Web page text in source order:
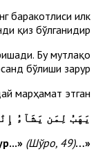
баракотлиси илк
қиз бўлганидир.
Бу мутлақо
бўлиши зарур.
марҳамат этган:
يَهَبُ لِمَن يَشَآءُ
«…Хоҳлаган кишига қизларни ҳадя этур ва хоҳлаган кишига ўғилларни ҳадя этур...»
(Шўро, 49)